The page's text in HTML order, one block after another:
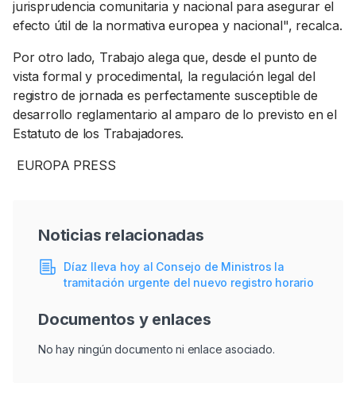
jurisprudencia comunitaria y nacional para asegurar el
efecto útil de la normativa europea y nacional", recalca.
Por otro lado, Trabajo alega que, desde el punto de
vista formal y procedimental, la regulación legal del
registro de jornada es perfectamente susceptible de
desarrollo reglamentario al amparo de lo previsto en el
Estatuto de los Trabajadores.
EUROPA PRESS
Noticias relacionadas
Díaz lleva hoy al Consejo de Ministros la
tramitación urgente del nuevo registro horario
Documentos y enlaces
No hay ningún documento ni enlace asociado.